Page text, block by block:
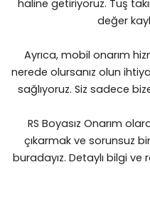
haline getiriyoruz. Tuş
değer
Ayrıca, mobil onarım
nerede olursanız olun
sağlıyoruz. Siz sadece
RS Boyasız Onarım
çıkarmak ve sorunsuz
buradayız. Detaylı bilgi ve